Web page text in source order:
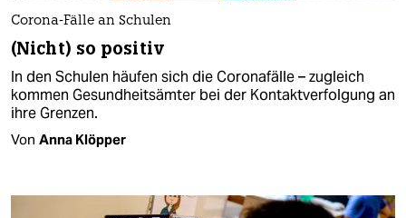
Corona-Fälle an Schulen
(Nicht) so positiv
In den Schulen häufen sich die Coronafälle – zugleich
kommen Gesundheitsämter bei der Kontaktverfolgung an
ihre Grenzen.
Von Anna Klöpper